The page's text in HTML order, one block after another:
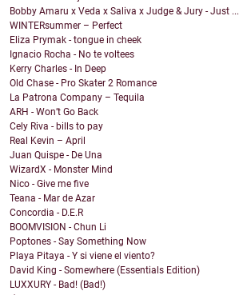
Bobby Amaru x Veda x Saliva x Judge & Jury - Just ...
WINTERsummer – Perfect
Eliza Prymak - tongue in cheek
Ignacio Rocha - No te voltees
Kerry Charles - In Deep
Old Chase - Pro Skater 2 Romance
La Patrona Company – Tequila
ARH - Won’t Go Back
Cely Riva - bills to pay
Real Kevin – April
Juan Quispe - De Una
WizardX - Monster Mind
Nico - Give me five
Teana - Mar de Azar
Concordia - D.E.R
BOOMVISION - Chun Li
Poptones - Say Something Now
Playa Pitaya - Y si viene el viento?
David King - Somewhere (Essentials Edition)
LUXXURY - Bad! (Bad!)